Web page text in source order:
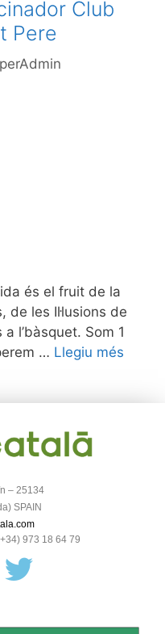
Club
Pere
és el fruit de la
les Il·lusions de
l’bàsquet. Som 1
… Llegiu més
– 25134
SPAIN
973 18 64 79